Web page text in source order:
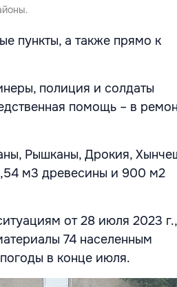
пункты, а также прямо к
полиция и солдаты
помощь – в
Рышканы, Дрокия,
м3 древесины и 900 м2
от 28 июля 2023 г.,
74 населенным
в конце июля.